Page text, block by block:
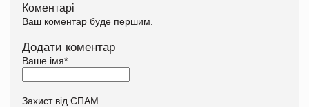
Коментарі
Ваш коментар буде першим.
Додати коментар
Ваше імя*
Захист від СПАМ